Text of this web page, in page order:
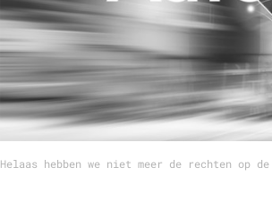
Helaas hebben we niet meer de rechten op